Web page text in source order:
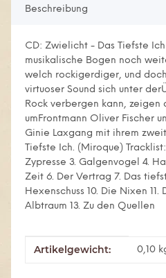
Beschreibung
CD: Zwielicht - Das Tiefste
musikalische Bogen noch
welch rockigerdiger, und
virtuoser Sound sich unter
Rock verbergen kann, zeigen
umFrontmann Oliver Fischer
Ginie Laxgang mit ihrem
Tiefste Ich. (Miroque)
Zypresse 3. Galgenvogel 4.
Zeit 6. Der Vertrag 7. Das
Hexenschuss 10. Die Nixen 11.
Albtraum 13. Zu den Quellen
Produkteigenschaft
Wert
Artikelgewicht: 0,10